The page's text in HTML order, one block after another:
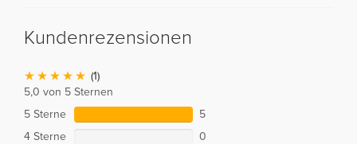
Kundenrezensionen
(1)
5,0 von 5 Sternen
5 Sterne
5
4 Sterne
0